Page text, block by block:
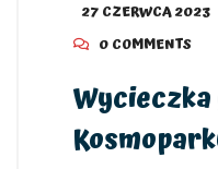
27 CZERWCA 2023
0 COMMENTS
Wycieczka